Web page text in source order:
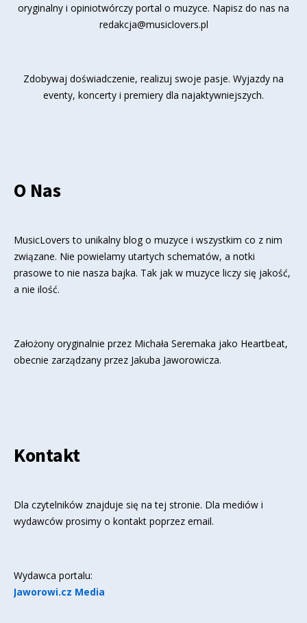
oryginalny i opiniotwórczy portal o muzyce. Napisz do nas na
redakcja@musiclovers.pl
Zdobywaj doświadczenie, realizuj swoje pasje. Wyjazdy na
eventy, koncerty i premiery dla najaktywniejszych.
O Nas
MusicLovers to unikalny blog o muzyce i wszystkim co z nim
związane. Nie powielamy utartych schematów, a notki
prasowe to nie nasza bajka. Tak jak w muzyce liczy się jakość,
a nie ilość.
Założony oryginalnie przez Michała Seremaka jako Heartbeat,
obecnie zarządzany przez Jakuba Jaworowicza.
Kontakt
Dla czytelników znajduje się na tej stronie. Dla mediów i
wydawców prosimy o kontakt poprzez email.
Wydawca portalu:
Jaworowi.cz Media